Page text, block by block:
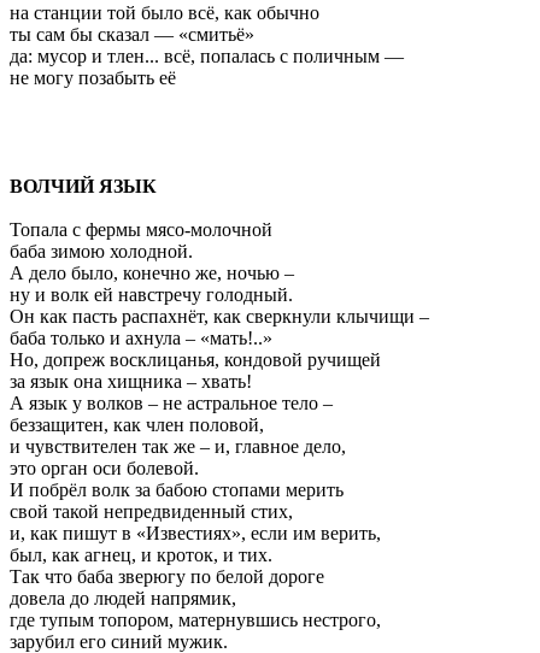
на станции той было всё, как обычно
ты сам бы сказал — «смитьё»
да: мусор и тлен... всё, попалась с поличным —
не могу позабыть её
ВОЛЧИЙ ЯЗЫК
Топала с фермы мясо-молочной
баба зимою холодной.
А дело было, конечно же, ночью –
ну и волк ей навстречу голодный.
Он как пасть распахнёт, как сверкнули клычищи –
баба только и ахнула – «мать!..»
Но, допреж восклицанья, кондовой ручищей
за язык она хищника – хвать!
А язык у волков – не астральное тело –
беззащитен, как член половой,
и чувствителен так же – и, главное дело,
это орган оси болевой.
И побрёл волк за бабою стопами мерить
свой такой непредвиденный стих,
и, как пишут в «Известиях», если им верить,
был, как агнец, и кроток, и тих.
Так что баба зверюгу по белой дороге
довела до людей напрямик,
где тупым топором, матернувшись нестрого,
зарубил его синий мужик.